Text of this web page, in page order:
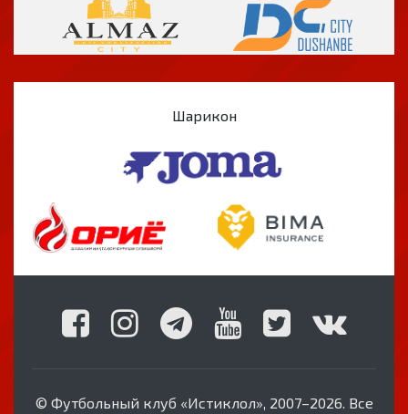
Шарикон
© Футбольный клуб «Истиклол», 2007–2026. Все